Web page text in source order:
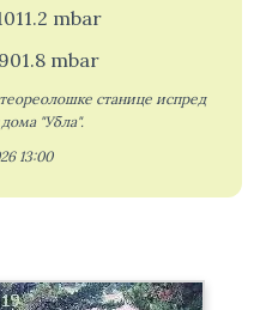
mbar
mbar
станице испред
"Убла".
13:00